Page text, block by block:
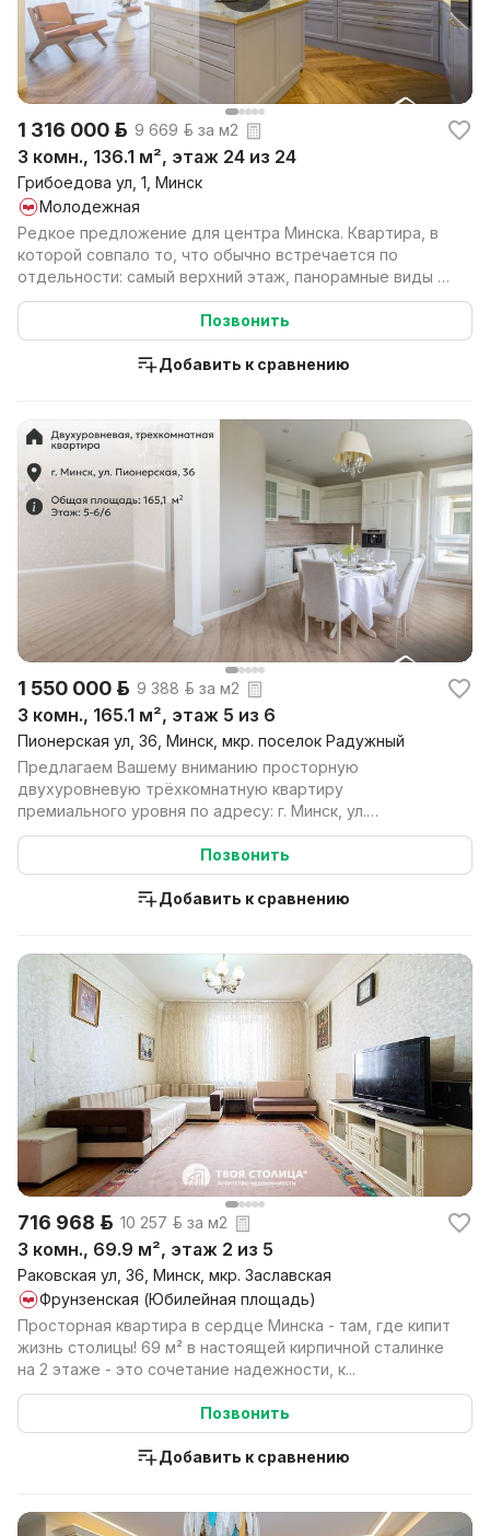
1 316 000 р. 9 669 р. за м2
3 комн., 136.1 м², этаж 24 из 24
Грибоедова ул, 1, Минск
Молодежная
Редкое предложение для центра Минска. Квартира, в
которой совпало то, что обычно встречается по
отдельности: самый верхний этаж, панорамные виды на
го...
Позвонить
Добавить к сравнению
1 550 000 р. 9 388 р. за м2
3 комн., 165.1 м², этаж 5 из 6
Пионерская ул, 36, Минск, мкр. поселок Радужный
Предлагаем Вашему вниманию просторную
двухуровневую трёхкомнатную квартиру
премиального уровня по адресу: г. Минск, ул.
Пионерская, 36. Дом расположен...
Позвонить
Добавить к сравнению
716 968 р. 10 257 р. за м2
3 комн., 69.9 м², этаж 2 из 5
Раковская ул, 36, Минск, мкр. Заславская
Фрунзенская (Юбилейная площадь)
Просторная квартира в сердце Минска - там, где кипит
жизнь столицы! 69 м² в настоящей кирпичной сталинке
на 2 этаже - это сочетание надежности, к...
Позвонить
Добавить к сравнению